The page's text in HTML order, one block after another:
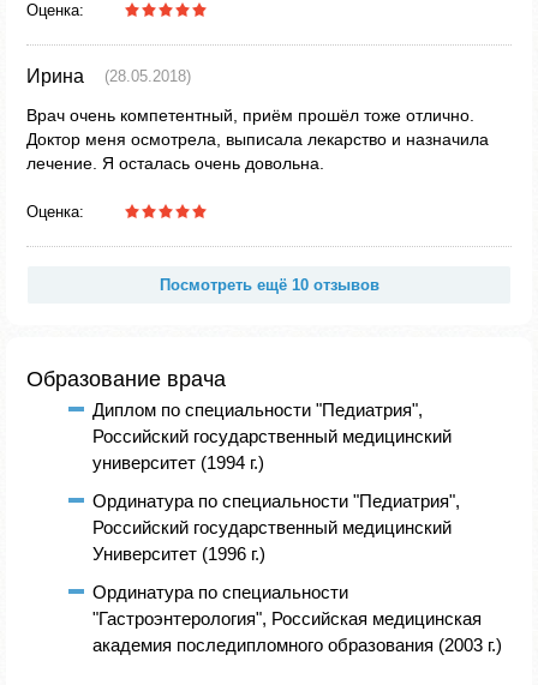
Оценка:
Ирина (28.05.2018)
Врач очень компетентный, приём прошёл тоже отлично.
Доктор меня осмотрела, выписала лекарство и назначила
лечение. Я осталась очень довольна.
Оценка:
Посмотреть ещё 10 отзывов
Образование врача
Диплом по специальности "Педиатрия",
Российский государственный медицинский
университет (1994 г.)
Ординатура по специальности "Педиатрия",
Российский государственный медицинский
Университет (1996 г.)
Ординатура по специальности
"Гастроэнтерология", Российская медицинская
академия последипломного образования (2003 г.)